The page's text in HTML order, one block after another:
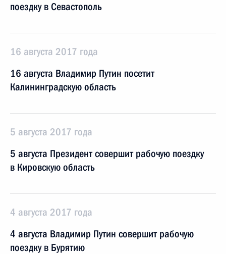
поездку в Севастополь
16 августа 2017 года
16 августа Владимир Путин посетит
Калининградскую область
5 августа 2017 года
5 августа Президент совершит рабочую поездку
в Кировскую область
4 августа 2017 года
4 августа Владимир Путин совершит рабочую
поездку в Бурятию